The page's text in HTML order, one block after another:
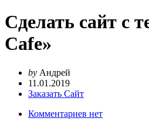
Сделать сайт с
Cafe»
by Андрей
11.01.2019
Заказать Сайт
Комментариев нет